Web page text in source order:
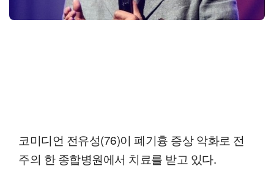
코미디언 전유성(76)이 폐기흉 증상 악화로 전
주의 한 종합병원에서 치료를 받고 있다.